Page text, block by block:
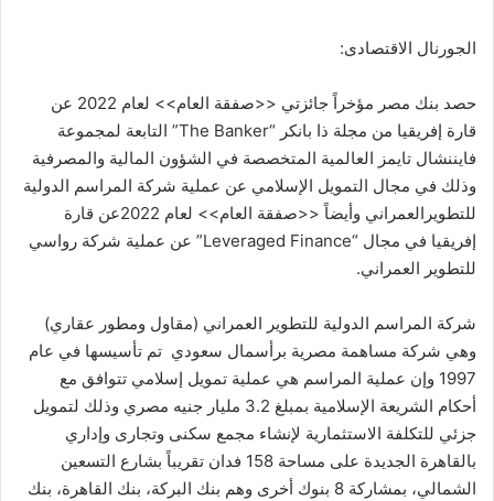
الجورنال الاقتصادى:
حصد بنك مصر مؤخراً جائزتي <<صفقة العام>> لعام 2022 عن
قارة إفريقيا من مجلة ذا بانكر “The Banker” التابعة لمجموعة
فايننشال تايمز العالمية المتخصصة في الشؤون المالية والمصرفية
وذلك في مجال التمويل الإسلامي عن عملية شركة المراسم الدولية
للتطويرالعمراني وأيضاً <<صفقة العام>> لعام 2022عن قارة
إفريقيا في مجال “Leveraged Finance” عن عملية شركة رواسي
للتطوير العمراني.
شركة المراسم الدولية للتطوير العمراني (مقاول ومطور عقاري)
وهي شركة مساهمة مصرية برأسمال سعودي تم تأسيسها في عام
1997 وإن عملية المراسم هي عملية تمويل إسلامي تتوافق مع
أحكام الشريعة الإسلامية بمبلغ 3.2 مليار جنيه مصري وذلك لتمويل
جزئي للتكلفة الاستثمارية لإنشاء مجمع سكنى وتجارى وإداري
بالقاهرة الجديدة على مساحة 158 فدان تقريباً بشارع التسعين
الشمالي، بمشاركة 8 بنوك أخرى وهم بنك البركة، بنك القاهرة، بنك